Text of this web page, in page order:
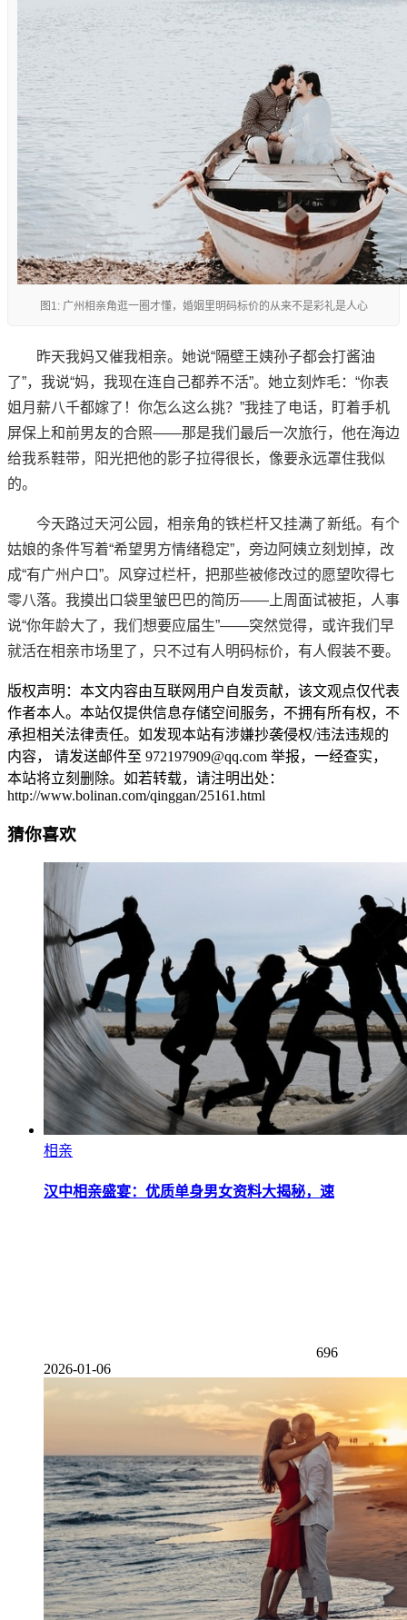
图1: 广州相亲角逛一圈才懂，婚姻里明码标价的从来不是彩礼是人心
昨天我妈又催我相亲。她说“隔壁王姨孙子都会打酱油
了”，我说“妈，我现在连自己都养不活”。她立刻炸毛：“你表
姐月薪八千都嫁了！你怎么这么挑？”我挂了电话，盯着手机
屏保上和前男友的合照——那是我们最后一次旅行，他在海边
给我系鞋带，阳光把他的影子拉得很长，像要永远罩住我似
的。
今天路过天河公园，相亲角的铁栏杆又挂满了新纸。有个
姑娘的条件写着“希望男方情绪稳定”，旁边阿姨立刻划掉，改
成“有广州户口”。风穿过栏杆，把那些被修改过的愿望吹得七
零八落。我摸出口袋里皱巴巴的简历——上周面试被拒，人事
说“你年龄大了，我们想要应届生”——突然觉得，或许我们早
就活在相亲市场里了，只不过有人明码标价，有人假装不要。
版权声明：本文内容由互联网用户自发贡献，该文观点仅代表
作者本人。本站仅提供信息存储空间服务，不拥有所有权，不
承担相关法律责任。如发现本站有涉嫌抄袭侵权/违法违规的
内容， 请发送邮件至 972197909@qq.com 举报，一经查实，
本站将立刻删除。如若转载，请注明出处：
http://www.bolinan.com/qinggan/25161.html
猜你喜欢
相亲
汉中相亲盛宴：优质单身男女资料大揭秘，速
696
2026-01-06